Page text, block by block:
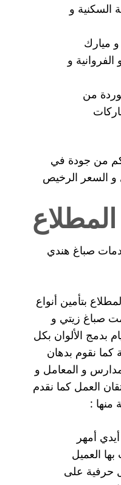
السكنية و
ميارك
و
من
من جودة في
و السعر الرخيص
صباغ هندي
بتأمين أنواع
صباغ زيتي و
بدمج الألوان بكل
كما نقوم بدهان
و المعامل و
العمل كما نقدم
منها :
أمهر
بها العميل
حرفية على